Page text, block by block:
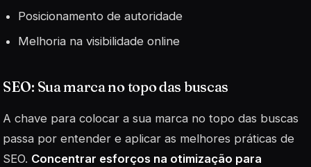
Posicionamento de autoridade
Melhoria na visibilidade online
SEO: Sua marca no topo das buscas
A chave para colocar a sua marca no topo das buscas
passa por entender e aplicar as melhores práticas de
SEO. Concentrar esforços na otimização para